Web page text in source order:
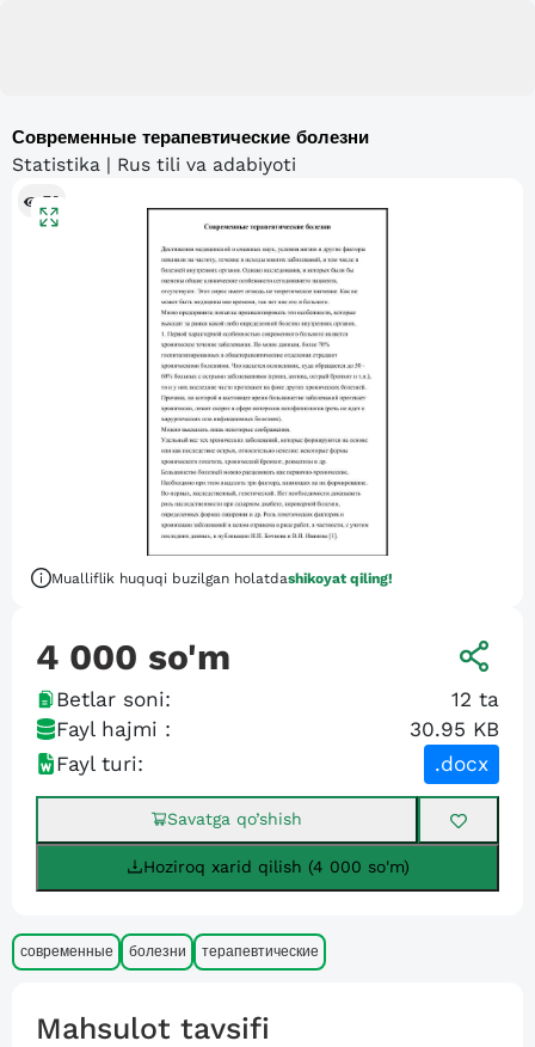
Современные терапевтические болезни
Statistika | Rus tili va adabiyoti
78
Mualliflik huquqi buzilgan holatdashikoyat qiling!
4 000 so'm
Betlar soni: 12 ta
Fayl hajmi :
30.95 KB
Fayl turi:
.docx
Savatga qo’shish
Hoziroq xarid qilish (4 000 so'm)
современные болезни терапевтические
Mahsulot tavsifi